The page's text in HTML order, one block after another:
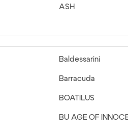
ASH
Baldessarini
Barracuda
BOATILUS
BU AGE OF